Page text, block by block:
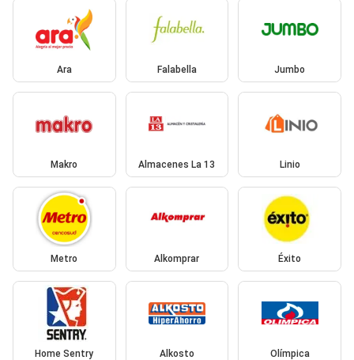
Ara Falabella Jumbo
Makro Almacenes La 13 Linio
Metro Alkomprar Éxito
Home Sentry Alkosto Olímpica